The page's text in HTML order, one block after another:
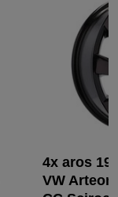
4x aros 19
VW